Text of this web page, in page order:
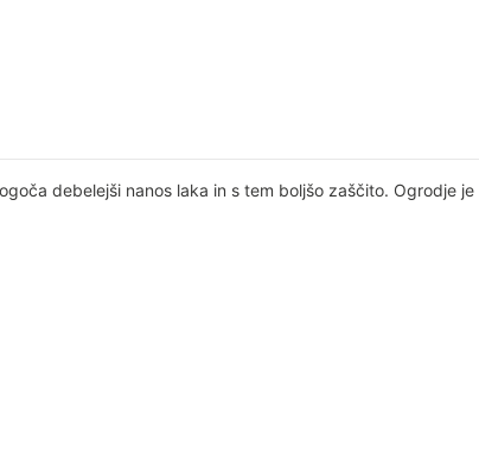
debelejši nanos laka in s tem boljšo zaščito. Ogrodje je